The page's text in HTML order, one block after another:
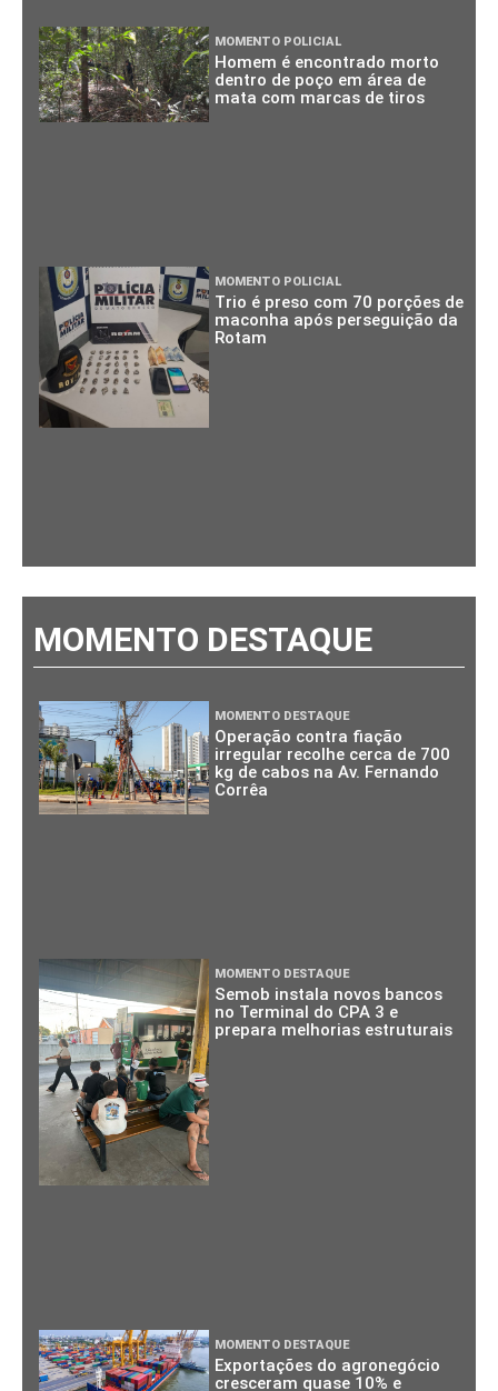
MOMENTO POLICIAL
Homem é encontrado morto
dentro de poço em área de
mata com marcas de tiros
MOMENTO POLICIAL
Trio é preso com 70 porções de
maconha após perseguição da
Rotam
MOMENTO DESTAQUE
MOMENTO DESTAQUE
Operação contra fiação
irregular recolhe cerca de 700
kg de cabos na Av. Fernando
Corrêa
MOMENTO DESTAQUE
Semob instala novos bancos
no Terminal do CPA 3 e
prepara melhorias estruturais
MOMENTO DESTAQUE
Exportações do agronegócio
cresceram quase 10% e